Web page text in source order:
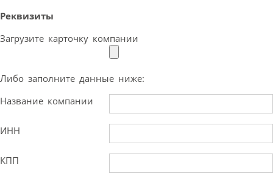
Реквизиты
Загрузите карточку компании
Либо заполните данные ниже:
Название компании
ИНН
КПП